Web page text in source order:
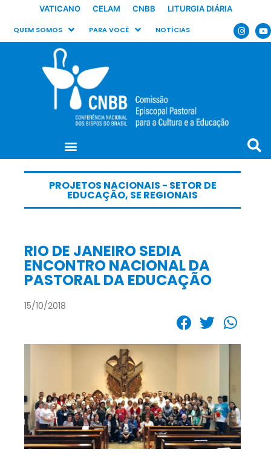
VATICANO CELAM CNBB LITURGIA DIÁRIA
QUEM SOMOS PARA VOCÊ NOTÍCIAS
PROJETOS NACIONAIS - SETOR DE
EDUCAÇÃO, SE REGIONAIS
RIO DE JANEIRO SEDIA
ENCONTRO NACIONAL DA
PASTORAL DA EDUCAÇÃO
15/10/2018